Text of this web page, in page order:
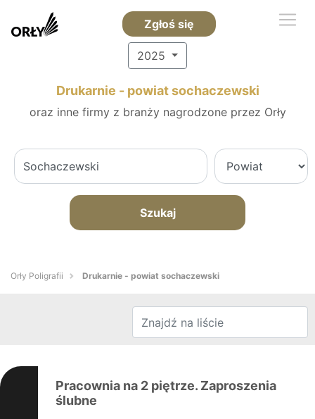
Zgłoś się
2025
Drukarnie - powiat sochaczewski
oraz inne firmy z branży nagrodzone przez Orły
Szukaj
Orły Poligrafii Drukarnie - powiat sochaczewski
Pracownia na 2 piętrze. Zaproszenia
ślubne